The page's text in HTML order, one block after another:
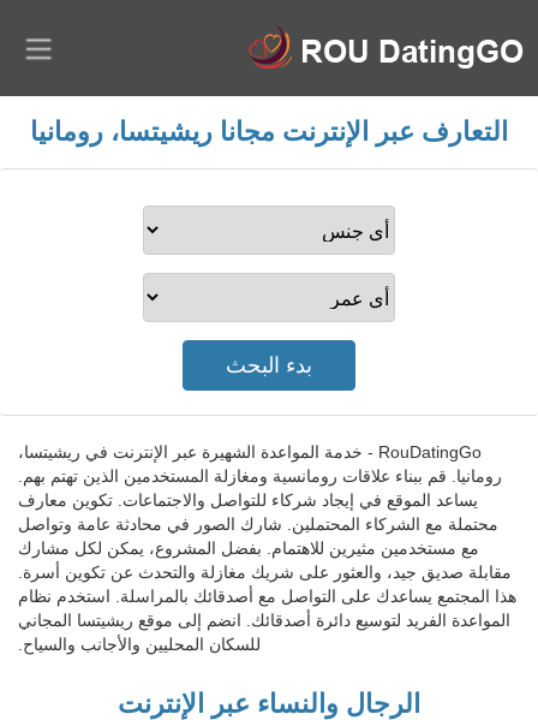
التعارف عبر الإنترنت مجانا ريشيتسا، رومانيا
RouDatingGo - خدمة المواعدة الشهيرة عبر الإنترنت في ريشيتسا،
رومانيا. قم ببناء علاقات رومانسية ومغازلة المستخدمين الذين تهتم بهم.
يساعد الموقع في إيجاد شركاء للتواصل والاجتماعات. تكوين معارف
محتملة مع الشركاء المحتملين. شارك الصور في محادثة عامة وتواصل
مع مستخدمين مثيرين للاهتمام. بفضل المشروع، يمكن لكل مشارك
مقابلة صديق جيد، والعثور على شريك مغازلة والتحدث عن تكوين أسرة.
هذا المجتمع يساعدك على التواصل مع أصدقائك بالمراسلة. استخدم نظام
المواعدة الفريد لتوسيع دائرة أصدقائك. انضم إلى موقع ريشيتسا المجاني
للسكان المحليين والأجانب والسياح.
الرجال والنساء عبر الإنترنت